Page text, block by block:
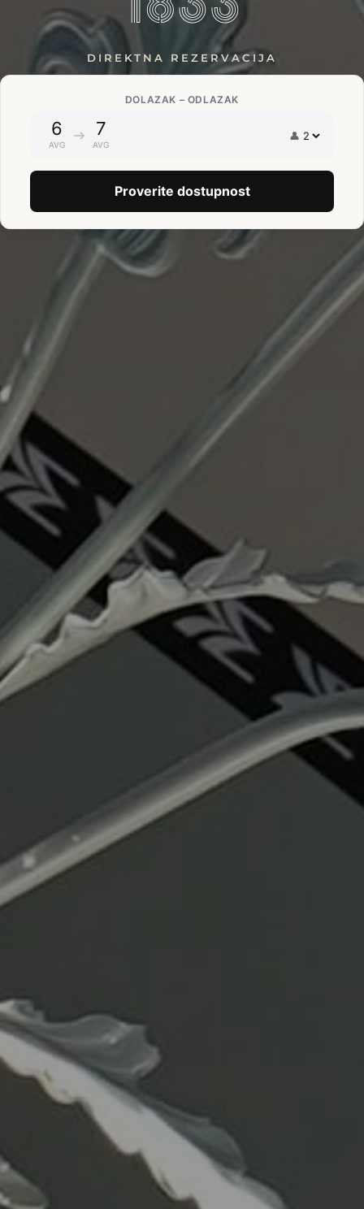
DIREKTNA REZERVACIJA
DOLAZAK – ODLAZAK
6
AVG
7
AVG
👤
Proverite dostupnost